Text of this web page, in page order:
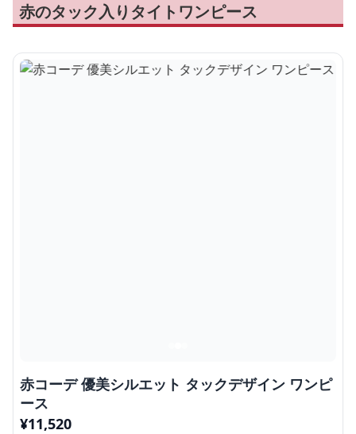
赤のタック入りタイトワンピース
赤コーデ 優美シルエット タックデザイン ワンピ
ース
¥11,520